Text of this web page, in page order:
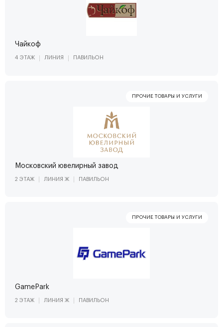
Чайкоф
4 ЭТАЖ ЛИНИЯ ПАВИЛЬОН
Московский ювелирный завод
2 ЭТАЖ ЛИНИЯ Ж ПАВИЛЬОН
GamePark
2 ЭТАЖ ЛИНИЯ Ж ПАВИЛЬОН